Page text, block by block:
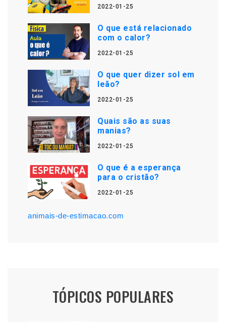
2022-01-25
O que está relacionado
com o calor?
2022-01-25
O que quer dizer sol em
leão?
2022-01-25
Quais são as suas
manias?
2022-01-25
O que é a esperança
para o cristão?
2022-01-25
animais-de-estimacao.com
TÓPICOS POPULARES